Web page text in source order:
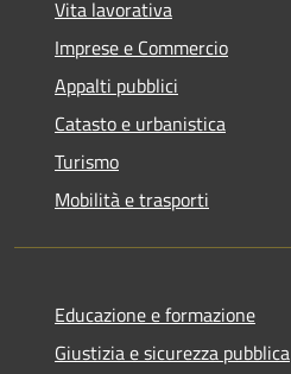
Vita lavorativa
Imprese e Commercio
Appalti pubblici
Catasto e urbanistica
Turismo
Mobilità e trasporti
Educazione e formazione
Giustizia e sicurezza pubblica